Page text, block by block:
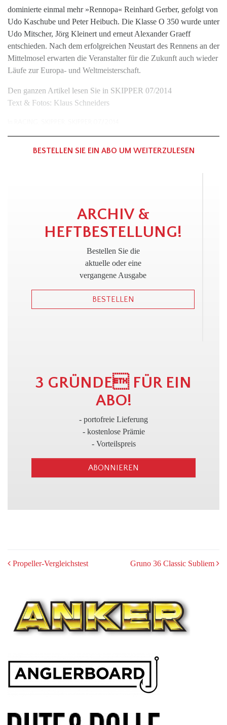
dominierte einmal mehr »Rennopa« Reinhard Gerber, gefolgt von
Udo Kaschube und Peter Heibuch. Die Klasse O 350 wurde unter
Udo Mitscher, Jörg Kleinert und erneut Alexander Graeff
entschieden. Nach dem erfolgreichen Neustart des Rennens an der
Mittelmosel erwarten die Veranstalter für die Zukunft auch wieder
Läufe zur Europa- und Weltmeisterschaft.
Den ganzen Artikel lesen Sie in SKIPPER 07/2014
Text & Fotos: Klaus Schneiders
BESTELLEN SIE EIN ABO UM WEITERZULESEN
!
ARCHIV &
HEFTBESTELLUNG!
Bestellen Sie die
aktuelle oder eine
vergangene Ausgabe
BESTELLEN
3
3 GRÜNDE FÜR EIN
ABO!
- portofreie Lieferung
- kostenlose Prämie
- Vorteilspreis
ABONNIEREN
POST
Propeller-Vergleichstest Gruno 36 Classic Subliem